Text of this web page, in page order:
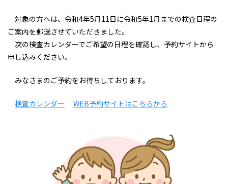
対象の方へは、令和4年5月11日に令和5年1月までの検査日程の
ご案内を郵送させていただきました。
次の検査カレンダーでご希望の日程を確認し、予約サイトから
申し込みください。
みなさまのご予約をお待ちしております。
検査カレンダー WEB予約サイトはこちらから